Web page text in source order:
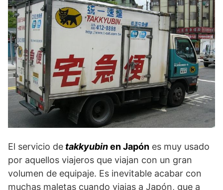
El servicio de takkyubinen Japón es muy usado
por aquellos viajeros que viajan con un gran
volumen de equipaje. Es inevitable acabar con
muchas maletas cuando viajas a Japón, que a